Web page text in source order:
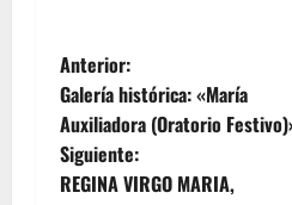
N
a
v
Anterior:
Galería histórica: «María
Auxiliadora (Oratorio
Siguiente:
REGINA VIRGO MARIA,